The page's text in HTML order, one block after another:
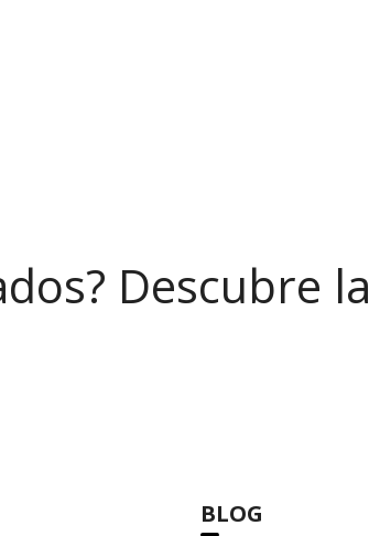
Descubre la
BLOG